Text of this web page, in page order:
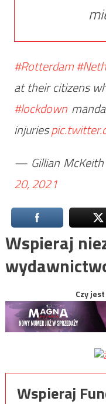
#Rotterdam
at their citizens
#lockdown
injuries
— Gillian McKeith
20, 2021
Wspieraj
Czy
Wspieraj